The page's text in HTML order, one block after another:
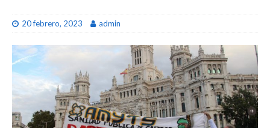
20 febrero, 2023 admin